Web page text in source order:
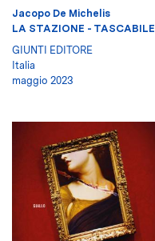
Jacopo De Michelis
LA STAZIONE - TASCABILE
GIUNTI EDITORE
Italia
maggio 2023